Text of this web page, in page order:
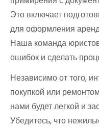
Это включает
для оформления
Наша команда
ошибок и сделать
Независимо от того,
покупкой или
нами будет легкой и
Убедитесь, что